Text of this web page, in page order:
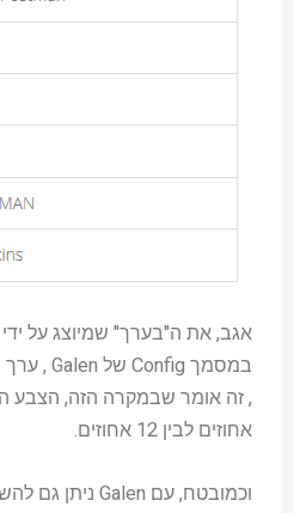
אגב, את ה"בערך" שמיוצג על ידי
אחוזים לבין 12 אחוזים.
וכמובטח, עם Galen ניתן גם להשוות תמונות כך: